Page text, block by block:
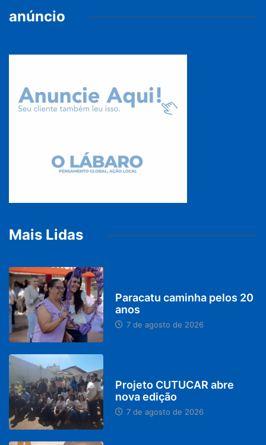
anúncio
Mais Lidas
Paracatu caminha pelos 20
anos
7 de agosto de 2026
Projeto CUTUCAR abre
nova edição
7 de agosto de 2026